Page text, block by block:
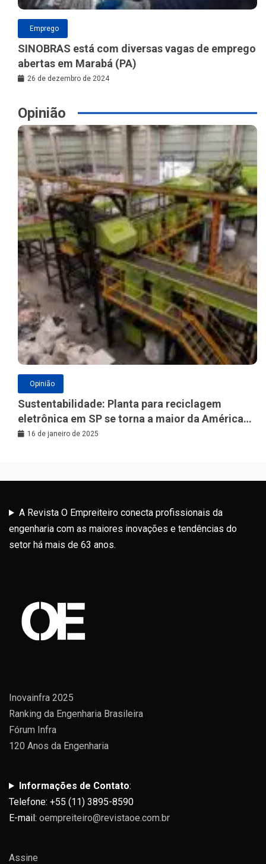
Emprego
SINOBRAS está com diversas vagas de emprego
abertas em Marabá (PA)
26 de dezembro de 2024
Opinião
Opinião
Sustentabilidade: Planta para reciclagem
eletrônica em SP se torna a maior da América
Latina
16 de janeiro de 2025
A Revista O Empreiteiro conecta profissionais da
engenharia com as maiores inovações e tendências do
setor há mais de 63 anos.
Inovainfra 2025
Ranking da Engenharia Brasileira
Fórum Infra
120 Anos da Engenharia
Informações de Contato:
Telefone: +55 (11) 3895-8590
E-mail: oempreiteiro@revistaoe.com.br
Assine